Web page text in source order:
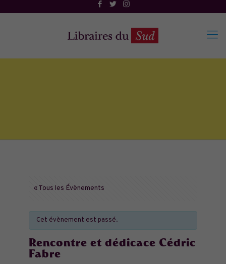
« Tous les Évènements
Cet évènement est passé.
Rencontre et dédicace Cédric
Fabre